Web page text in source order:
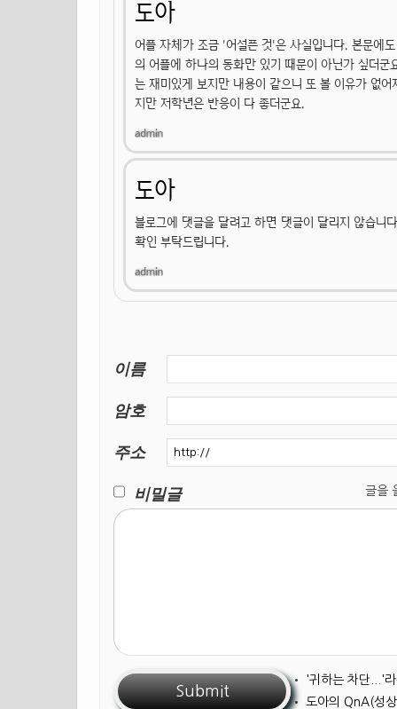
도아
어플 자체가 조금 '어설픈 것'은 사실입니다. 본문에
의 어플에 하나의 동화만 있기 때문이 아닌가 싶더
는 재미있게 보지만 내용이 같으니 또 볼 이유가 없
지만 저학년은 반응이 다 좋더군요.
도아
블로그에 댓글을 달려고 하면 댓글이 달리지 않습니
확인 부탁드립니다.
이름
암호
주소
비밀글
글을
• '귀하는 차단...'
• 도아의 QnA(성